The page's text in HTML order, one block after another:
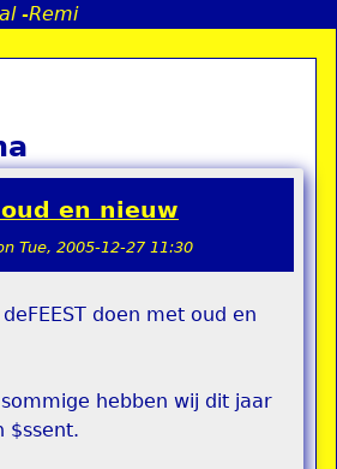
to navigation
-Remi
oud en nieuw
Tue, 2005-12-27 11:30
doen met oud en
hebben wij dit jaar
$ssent.